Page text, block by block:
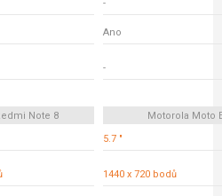
-
Ano
-
Note 8
Motorola Moto
5.7 "
1440 x 720 bodů